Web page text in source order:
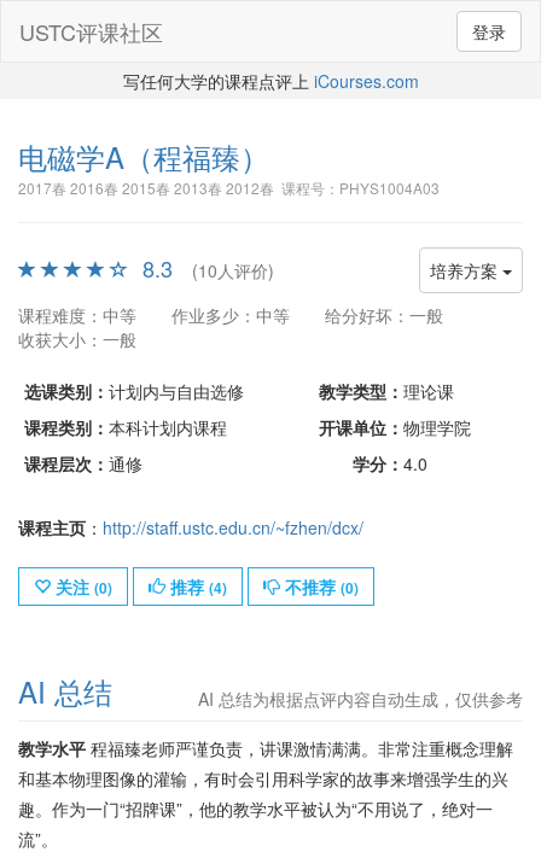
登录
USTC评课社区
写任何大学的课程点评上 iCourses.com
电磁学A （程福臻）
2017春 2016春 2015春 2013春 2012春 课程号：PHYS1004A03
培养方案
8.3
(10人评价)
课程难度：中等
作业多少：中等
给分好坏：一般
收获大小：一般
选课类别： 计划内与自由选修 教学类型： 理论课
课程类别： 本科计划内课程 开课单位： 物理学院
课程层次： 通修 学分： 4.0
课程主页 ： http://staff.ustc.edu.cn/~fzhen/dcx/
关注 (0) 推荐 (4) 不推荐 (0)
AI 总结 AI 总结为根据点评内容自动生成，仅供参考
教学水平 程福臻老师严谨负责，讲课激情满满。非常注重概念理解
和基本物理图像的灌输，有时会引用科学家的故事来增强学生的兴
趣。作为一门“招牌课”，他的教学水平被认为“不用说了，绝对一
流”。